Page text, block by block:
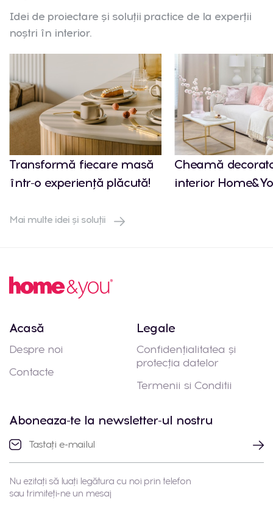
Idei de proiectare și soluții practice de la experții
noștri în interior.
Transformă fiecare masă
într-o experiență plăcută!
Cheamă
interior
Mai multe idei și soluții
Acasă
Despre noi
Contacte
Legale
Confidențialitatea și
protecția datelor
Termenii si Conditii
Aboneaza-te la newsletter-ul nostru
Nu ezitați să luați legătura cu noi prin telefon
sau trimiteți-ne un mesaj